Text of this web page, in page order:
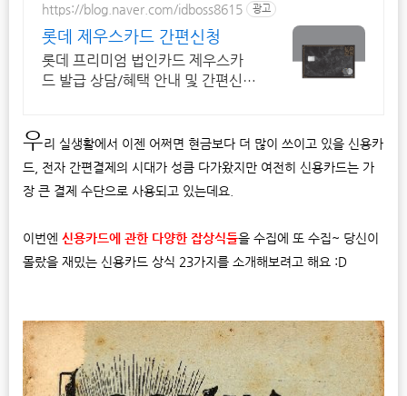
https://blog.naver.com/idboss8615 광고
롯데 제우스카드 간편신청
롯데 프리미엄 법인카드 제우스카
드 발급 상담/혜택 안내 및 간편신
우리 실생활에서 이젠 어쩌면 현금보다 더 많이 쓰이고 있을 신용카
드, 전자 간편결제의 시대가 성큼 다가왔지만 여전히 신용카드는 가
장 큰 결제 수단으로 사용되고 있는데요.
이번엔 신용카드에 관한 다양한 잡상식들을 수집에 또 수집~ 당신이
몰랐을 재밌는 신용카드 상식 23가지를 소개해보려고 해요 :D